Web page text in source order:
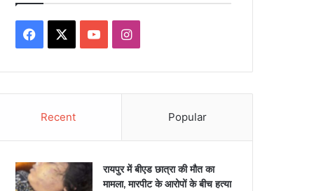
Facebook YouTubeInstagram
Recent Popular
रायपुर में बीएड छात्रा की मौत का
मामला, मारपीट के आरोपों के बीच हत्या